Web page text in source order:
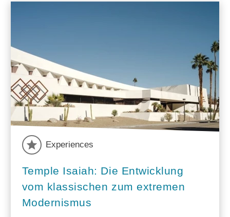
Experiences
Temple Isaiah: Die Entwicklung
vom klassischen zum extremen
Modernismus